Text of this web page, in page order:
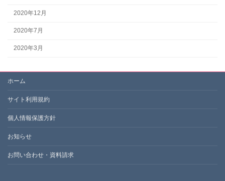
2020年12月
2020年7月
2020年3月
ホーム
サイト利用規約
個人情報保護方針
お知らせ
お問い合わせ・資料請求